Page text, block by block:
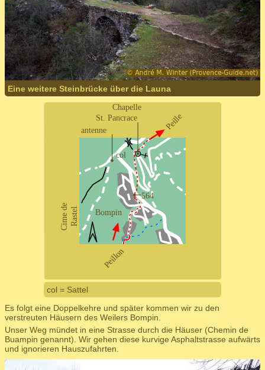
Eine weitere Steinbrücke über die Launa
col = Sattel
Es folgt eine Doppelkehre und später kommen wir zu den
verstreuten Häusern des Weilers Bompin.
Unser Weg mündet in eine Strasse durch die Häuser (Chemin de
Buampin genannt). Wir gehen diese kurvige Asphaltstrasse aufwärts
und ignorieren Hauszufahrten.